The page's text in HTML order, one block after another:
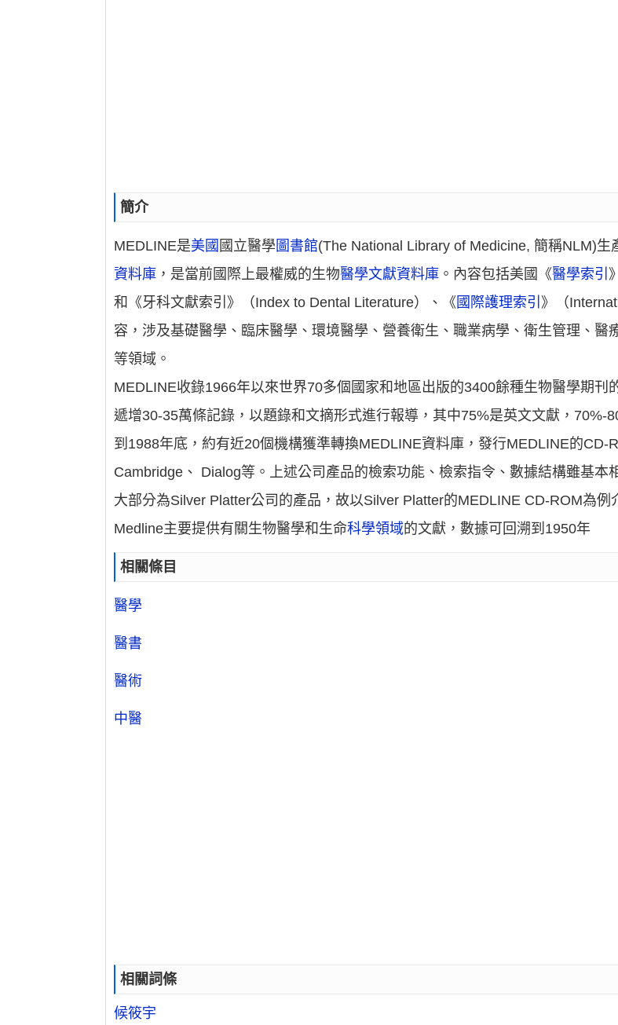
簡介
MEDLINE是美國 國立醫學 圖書館(The National Library of Medicine, 簡稱NLM)生
資料庫 ，是當前國際上最權威的生物醫學文獻資料庫 。內容包括美國《醫學索引
和《牙科文獻索引》（Index to Dental Literature）、《 國際護理索引 》（
容，涉及基礎醫學、臨床醫學、環境醫學、營養衛生、職業病學、衛生管理、醫
等領域。
MEDLINE收錄1966年以來世界70多個國家和地區出版的3400餘種生物醫學期刊
遞增30-35萬條記錄，以題錄和文摘形式進行報導，其中75%是英文文獻，70%-
到1988年底，約有近20個機構獲準轉換MEDLINE資料庫，發行MEDLINE的CD-
Cambridge、 Dialog等。上述公司產品的檢索功能、檢索指令、數據結構雖基本
大部分為Silver Platter公司的產品，故以Silver Platter的MEDLINE CD-ROM為例
Medline主要提供有關生物醫學和生命科學領域的文獻，數據可回溯到1950年
相關條目
醫學
醫書
醫術
中醫
相關詞條
候筱宇